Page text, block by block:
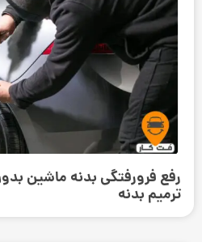
رفع فرورفتگی بدنه ماشین
ترمیم بدنه